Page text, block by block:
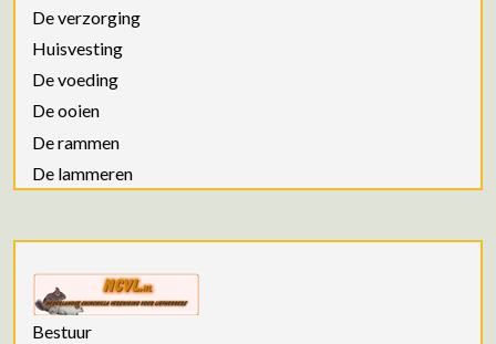
De verzorging
Huisvesting
De voeding
De ooien
De rammen
De lammeren
Bestuur